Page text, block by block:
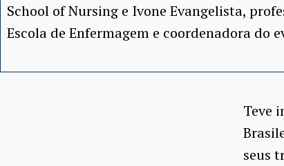
School of Nursing e Ivone Evangelista,
Escola de Enfermagem e coordenadora do
Teve
seus